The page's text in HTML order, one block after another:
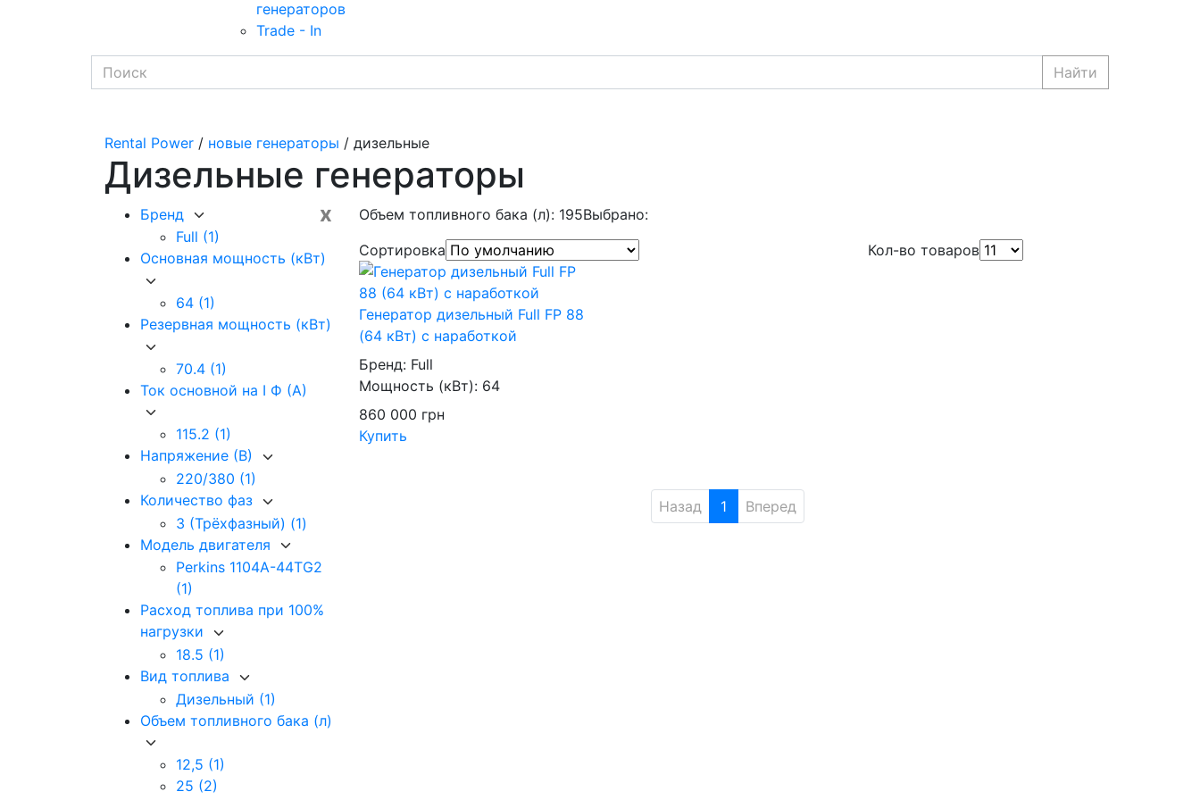
генераторов
Trade - In
Найти
Rental Power / новые генераторы / дизельные
Дизельные генераторы
x
Бренд
Full (1)
Основная мощность (кВт)
64 (1)
Резервная мощность (кВт)
70.4 (1)
Ток основной на I Ф (А)
115.2 (1)
Напряжение (В)
220/380 (1)
Количество фаз
3 (Трёхфазный) (1)
Модель двигателя
Perkins 1104A-44TG2
(1)
Расход топлива при 100%
нагрузки
18.5 (1)
Вид топлива
Дизельный (1)
Объем топливного бака (л)
12,5 (1)
25 (2)
Объем топливного бака (л): 195Выбрано:
Сортировка
Кол-во товаров
Генератор дизельный Full FP 88
(64 кВт) с наработкой
Бренд: Full
Мощность (кВт): 64
860 000 грн
Купить
Назад 1 Вперед